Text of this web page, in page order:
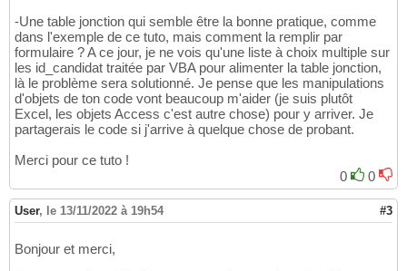
-Une table jonction qui semble être la bonne pratique, comme
dans l'exemple de ce tuto, mais comment la remplir par
formulaire ? A ce jour, je ne vois qu'une liste à choix multiple sur
les id_candidat traitée par VBA pour alimenter la table jonction,
là le problème sera solutionné. Je pense que les manipulations
d'objets de ton code vont beaucoup m'aider (je suis plutôt
Excel, les objets Access c'est autre chose) pour y arriver. Je
partagerais le code si j'arrive à quelque chose de probant.
Merci pour ce tuto !
0
0
User, le 13/11/2022 à 19h54 #3
Bonjour et merci,